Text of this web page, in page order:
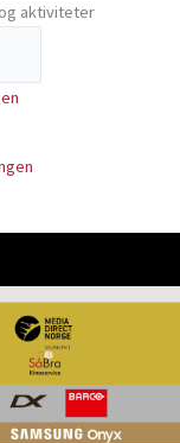
aktiviteter